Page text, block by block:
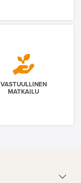
VASTUULLINEN
MATKAILU